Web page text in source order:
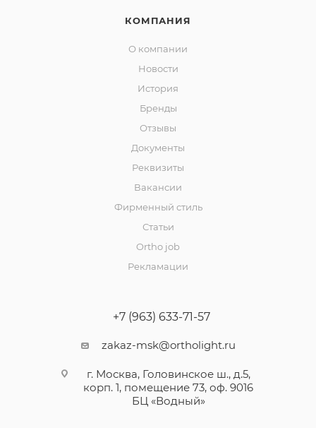
КОМПАНИЯ
О компании
Новости
История
Бренды
Отзывы
Документы
Реквизиты
Вакансии
Фирменный стиль
Статьи
Ortho job
Рекламации
+7 (963) 633-71-57
zakaz-msk@ortholight.ru
г. Москва, Головинское ш., д.5,
корп. 1, помещение 73, оф. 9016
БЦ «Водный»